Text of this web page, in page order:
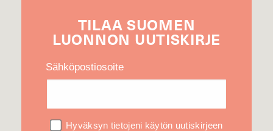
TILAA SUOMEN
LUONNON UUTIS­KIRJE
Sähköpostiosoite
Hyväksyn tietojeni käytön uutiskirjeen